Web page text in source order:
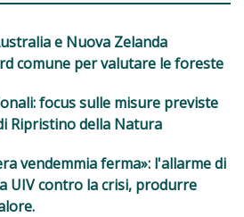
e Nuova Zelanda
comune per valutare le foreste
focus sulle misure previste
Ripristino della Natura
vendemmia ferma»: l'allarme di
UIV contro la crisi, produrre